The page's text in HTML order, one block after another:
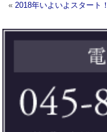
«2018年いよいよスタート！